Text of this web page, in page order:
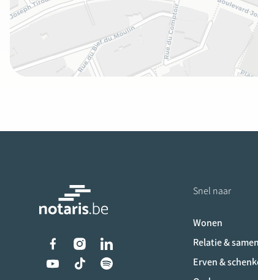
Liens vers les réseaux
Snel naar
Wonen
Relatie &
Erven &